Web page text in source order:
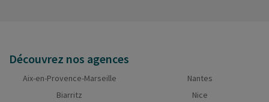
Découvrez nos agences
Aix-en-Provence-Marseille
Biarritz
Nantes
Nice